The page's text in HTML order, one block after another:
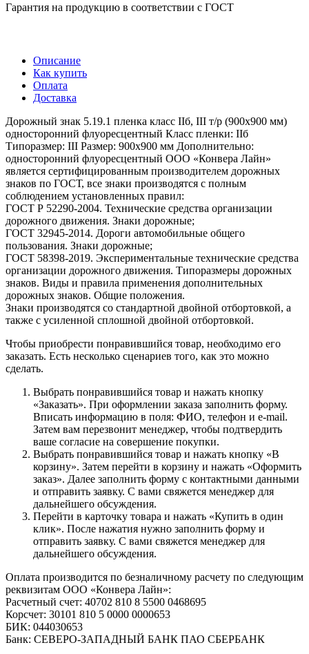
Гарантия на продукцию в соответствии с ГОСТ
Описание
Как купить
Оплата
Доставка
Дорожный знак 5.19.1 пленка класс IIб, III т/р (900х900 мм)
односторонний флуоресцентный Класс пленки: IIб
Типоразмер: III Размер: 900х900 мм Дополнительно:
односторонний флуоресцентный ООО «Конвера Лайн»
является сертифицированным производителем дорожных
знаков по ГОСТ, все знаки производятся с полным
соблюдением установленных правил:
ГОСТ Р 52290-2004. Технические средства организации
дорожного движения. Знаки дорожные;
ГОСТ 32945-2014. Дороги автомобильные общего
пользования. Знаки дорожные;
ГОСТ 58398-2019. Экспериментальные технические средства
организации дорожного движения. Типоразмеры дорожных
знаков. Виды и правила применения дополнительных
дорожных знаков. Общие положения.
Знаки производятся со стандартной двойной отбортовкой, а
также с усиленной сплошной двойной отбортовкой.
Чтобы приобрести понравившийся товар, необходимо его
заказать. Есть несколько сценариев того, как это можно
сделать.
Выбрать понравившийся товар и нажать кнопку
«Заказать». При оформлении заказа заполнить форму.
Вписать информацию в поля: ФИО, телефон и e-mail.
Затем вам перезвонит менеджер, чтобы подтвердить
ваше согласие на совершение покупки.
Выбрать понравившийся товар и нажать кнопку «В
корзину». Затем перейти в корзину и нажать «Оформить
заказ». Далее заполнить форму с контактными данными
и отправить заявку. С вами свяжется менеджер для
дальнейшего обсуждения.
Перейти в карточку товара и нажать «Купить в один
клик». После нажатия нужно заполнить форму и
отправить заявку. С вами свяжется менеджер для
дальнейшего обсуждения.
Оплата производится по безналичному расчету по следующим
реквизитам ООО «Конвера Лайн»:
Расчетный счет: 40702 810 8 5500 0468695
Корсчет: 30101 810 5 0000 0000653
БИК: 044030653
Банк: СЕВЕРО-ЗАПАДНЫЙ БАНК ПАО СБЕРБАНК